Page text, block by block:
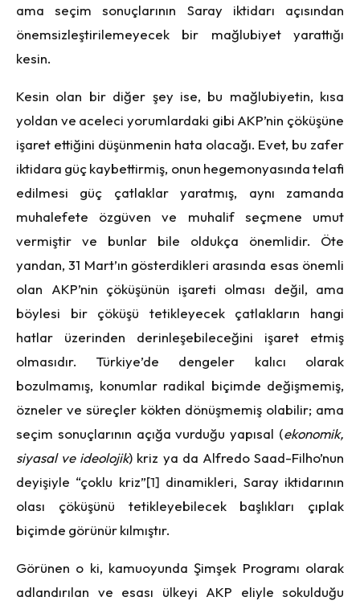
ama seçim sonuçlarının Saray iktidarı açısından
önemsizleştirilemeyecek bir mağlubiyet yarattığı
kesin.
Kesin olan bir diğer şey ise, bu mağlubiyetin, kısa
yoldan ve aceleci yorumlardaki gibi AKP’nin çöküşüne
işaret ettiğini düşünmenin hata olacağı. Evet, bu zafer
iktidara güç kaybettirmiş, onun hegemonyasında telafi
edilmesi güç çatlaklar yaratmış, aynı zamanda
muhalefete özgüven ve muhalif seçmene umut
vermiştir ve bunlar bile oldukça önemlidir. Öte
yandan, 31 Mart’ın gösterdikleri arasında esas önemli
olan AKP’nin çöküşünün işareti olması değil, ama
böylesi bir çöküşü tetikleyecek çatlakların hangi
hatlar üzerinden derinleşebileceğini işaret etmiş
olmasıdır. Türkiye’de dengeler kalıcı olarak
bozulmamış, konumlar radikal biçimde değişmemiş,
özneler ve süreçler kökten dönüşmemiş olabilir; ama
seçim sonuçlarının açığa vurduğu yapısal (ekonomik,
siyasal ve ideolojik) kriz ya da Alfredo Saad-Filho’nun
deyişiyle “çoklu kriz”[1] dinamikleri, Saray iktidarının
olası çöküşünü tetikleyebilecek başlıkları çıplak
biçimde görünür kılmıştır.
Görünen o ki, kamuoyunda Şimşek Programı olarak
adlandırılan ve esası ülkeyi AKP eliyle sokulduğu